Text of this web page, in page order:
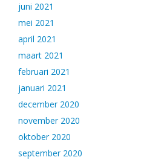
juni 2021
mei 2021
april 2021
maart 2021
februari 2021
januari 2021
december 2020
november 2020
oktober 2020
september 2020